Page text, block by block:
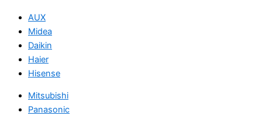
AUX
Midea
Daikin
Haier
Hisense
Mitsubishi
Panasonic